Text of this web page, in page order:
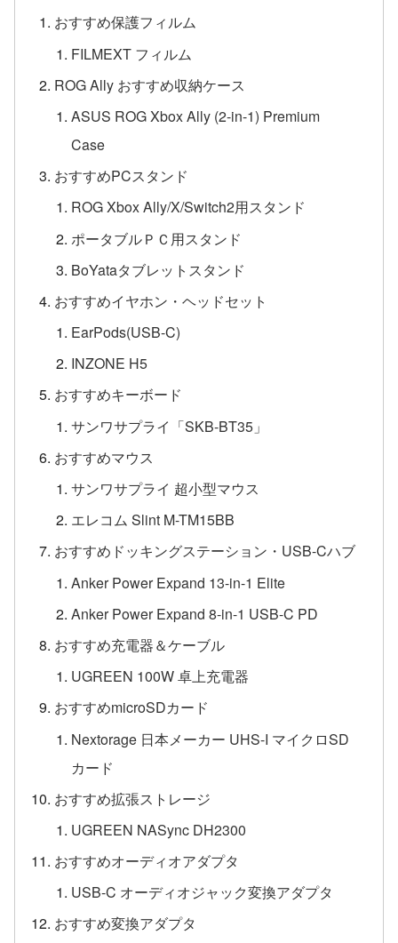
おすすめ保護フィルム
FILMEXT フィルム
ROG Ally おすすめ収納ケース
ASUS ROG Xbox Ally (2-in-1) Premium
Case
おすすめPCスタンド
ROG Xbox Ally/X/Switch2用スタンド
ポータブルＰＣ用スタンド
BoYataタブレットスタンド
おすすめイヤホン・ヘッドセット
EarPods(USB-C)
INZONE H5
おすすめキーボード
サンワサプライ「SKB-BT35」
おすすめマウス
サンワサプライ 超小型マウス
エレコム Slint M-TM15BB
おすすめドッキングステーション・USB-Cハブ
Anker Power Expand 13-in-1 Elite
Anker Power Expand 8-in-1 USB-C PD
おすすめ充電器＆ケーブル
UGREEN 100W 卓上充電器
おすすめmicroSDカード
Nextorage 日本メーカー UHS-I マイクロSD
カード
おすすめ拡張ストレージ
UGREEN NASync DH2300
おすすめオーディオアダプタ
USB-C オーディオジャック変換アダプタ
おすすめ変換アダプタ